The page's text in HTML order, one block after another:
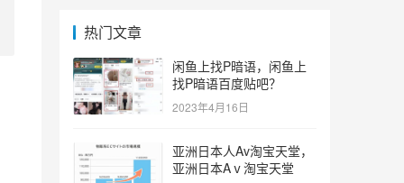
热门文章
闲鱼上找P暗语，闲鱼上
找P暗语百度贴吧？
2023年4月16日
亚洲日本人Av淘宝天堂，
亚洲日本Aⅴ淘宝天堂